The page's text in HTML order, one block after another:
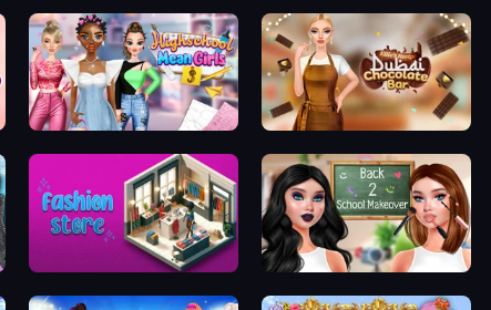
Highschool Mean Girls 3 Ellie's Recipe: Dubai Chocolate Bar
Fashion Store: Shop Tycoon Back 2 School Makeover